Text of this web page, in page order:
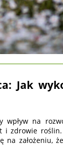
Jak
na
i zdrowie
założeniu,